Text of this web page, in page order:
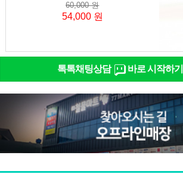
60,000 원
54,000 원
톡톡채팅상담 바로 시작하